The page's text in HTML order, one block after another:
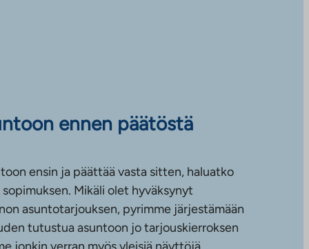
ennen päätöstä
ensin ja päättää vasta sitten, haluatko
Mikäli olet hyväksynyt
asuntotarjouksen, pyrimme järjestämään
tutustua asuntoon jo tarjouskierroksen